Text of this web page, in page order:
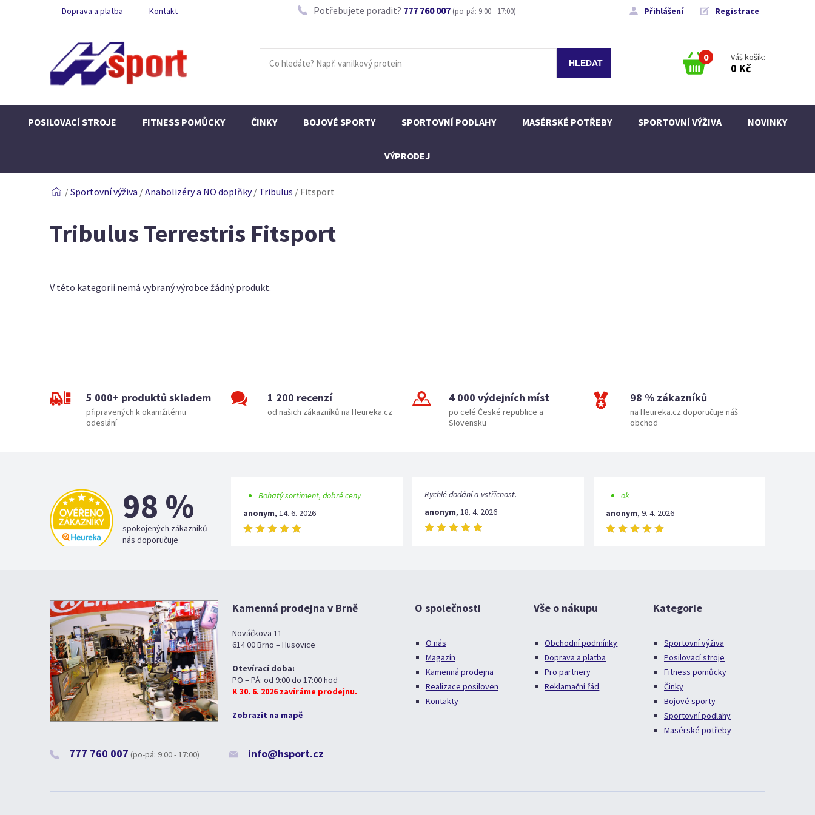
Doprava a platba Kontakt Potřebujete poradit? 777 760 007 (po-pá: 9:00 - 17:00) Přihlášení Registrace
0 Váš košík:
0 Kč
POSILOVACÍ STROJE FITNESS POMŮCKY ČINKY BOJOVÉ SPORTY SPORTOVNÍ PODLAHY MASÉRSKÉ POTŘEBY SPORTOVNÍ VÝŽIVA NOVINKY
VÝPRODEJ
/Sportovní výživa /Anabolizéry a NO doplňky / Tribulus / Fitsport
Tribulus Terrestris Fitsport
V této kategorii nemá vybraný výrobce žádný produkt.
5 000+ produktů skladem
připravených k okamžitému
odeslání
1 200 recenzí
od našich zákazníků na Heureka.cz
4 000 výdejních míst
po celé České republice a
Slovensku
98 % zákazníků
na Heureka.cz doporučuje náš
obchod
98 %
spokojených zákazníků
nás doporučuje
Bohatý sortiment, dobré ceny
anonym, 14. 6. 2026
Rychlé dodání a vstřícnost.
anonym, 18. 4. 2026
ok
anonym, 9. 4. 2026
Kamenná prodejna v Brně
Nováčkova 11
614 00 Brno – Husovice
Otevírací doba:
PO – PÁ: od 9:00 do 17:00 hod
K 30. 6. 2026 zavíráme prodejnu.
Zobrazit na mapě
777 760 007 (po-pá: 9:00 - 17:00) info@hsport.cz
O společnosti
O nás
Magazín
Kamenná prodejna
Realizace posiloven
Kontakty
Vše o nákupu
Obchodní podmínky
Doprava a platba
Pro partnery
Reklamační řád
Kategorie
Sportovní výživa
Posilovací stroje
Fitness pomůcky
Činky
Bojové sporty
Sportovní podlahy
Masérské potřeby